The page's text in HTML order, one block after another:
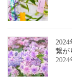
2024
繋が
2024